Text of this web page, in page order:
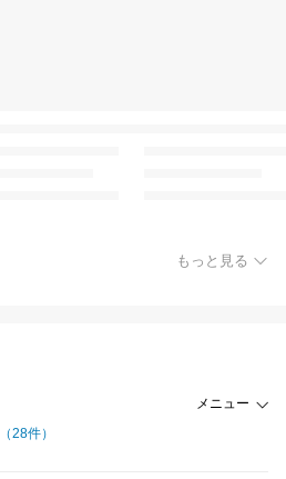
もっと見る
メニュー
（28件）